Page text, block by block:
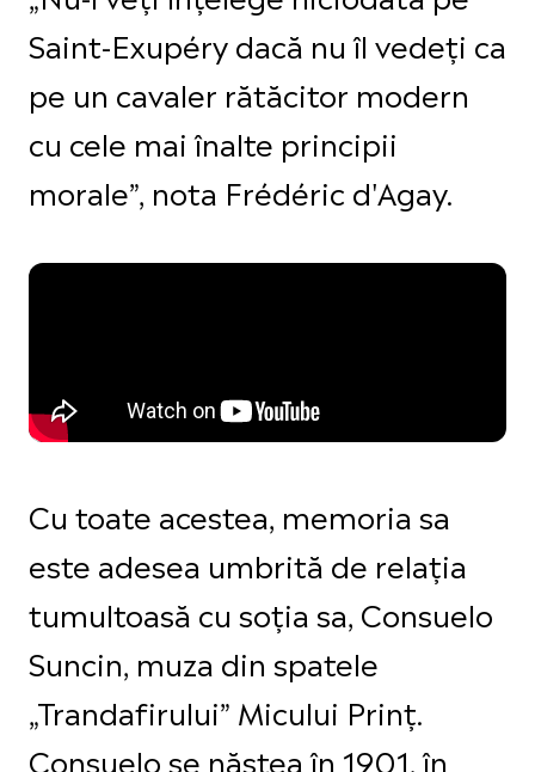
Saint-Exupéry dacă nu îl vedeți ca
pe un cavaler rătăcitor modern
cu cele mai înalte principii
morale”, nota Frédéric d'Agay.
Cu toate acestea, memoria sa
este adesea umbrită de relația
tumultoasă cu soția sa, Consuelo
Suncin, muza din spatele
„Trandafirului” Micului Prinț.
Consuelo se năștea în 1901, în